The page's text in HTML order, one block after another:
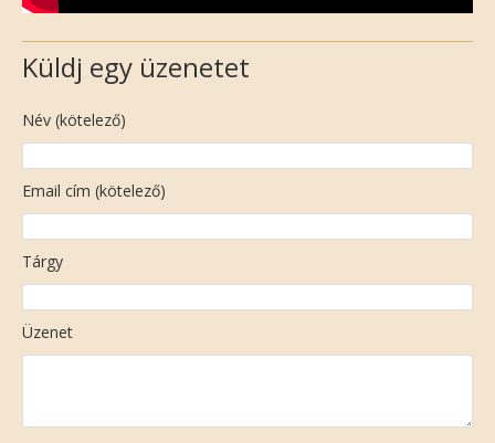
Küldj egy üzenetet
Név (kötelező)
Email cím (kötelező)
Tárgy
Üzenet